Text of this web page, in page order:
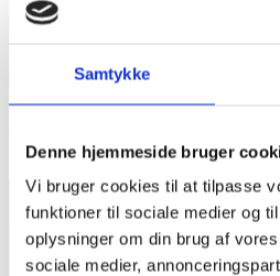
Samtykke
Denne hjemmeside bruger
Vi bruger cookies til at tilpasse
funktioner til sociale medier og
oplysninger om din brug af
sociale medier,
Illustrative